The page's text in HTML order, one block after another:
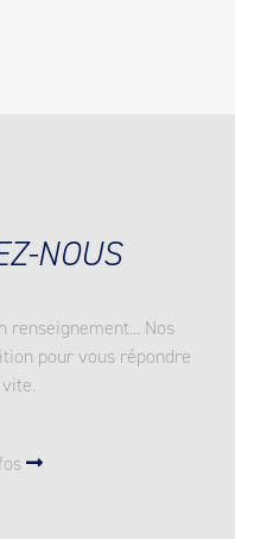
NOUS
renseignement... Nos
pour vous répondre